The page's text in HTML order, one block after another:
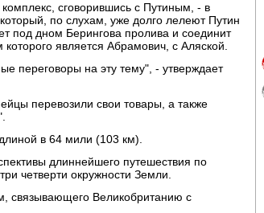
сговорившись с Путиным, - в
по слухам, уже долго лелеют Путин
под дном Берингова пролива и соединит
является Абрамович, с Аляской.
переговоры на эту тему", - утверждает
перевозили свои товары, а также
в 64 мили (103 км).
длиннейшего путешествия по
четверти окружности Земли.
связывающего Великобританию с